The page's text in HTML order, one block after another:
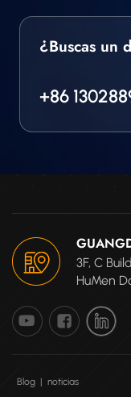
¿Buscas un
+86
3F, C
HuMen
Blog | noticias